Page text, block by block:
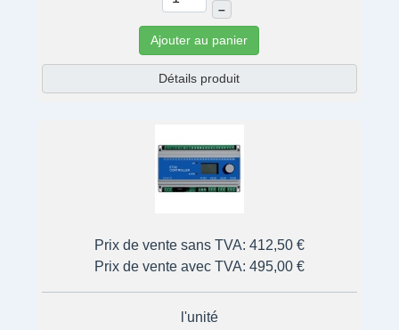
–
Ajouter au panier
Détails produit
Prix de vente sans TVA: 412,50 €
Prix de vente avec TVA: 495,00 €
l'unité